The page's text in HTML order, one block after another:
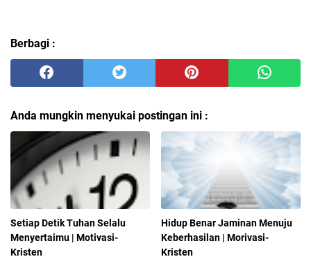
Berbagi :
Anda mungkin menyukai postingan ini :
Setiap Detik Tuhan Selalu
Menyertaimu | Motivasi-
Kristen
Hidup Benar Jaminan Menuju
Keberhasilan | Morivasi-
Kristen